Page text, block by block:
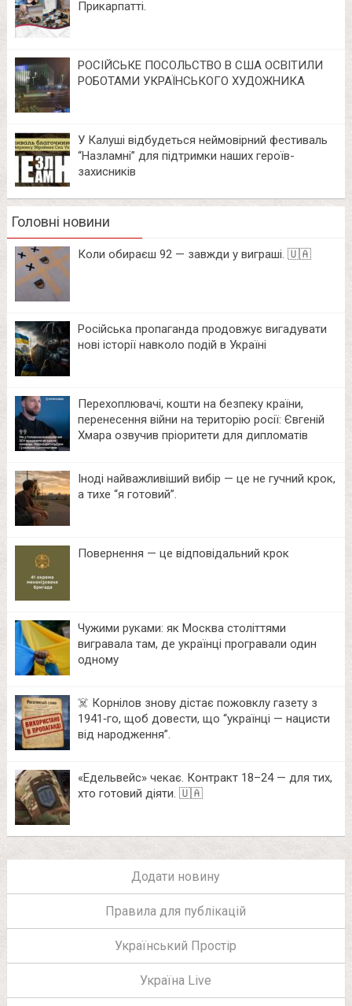
Прикарпатті.
РОСІЙСЬКЕ ПОСОЛЬСТВО В США ОСВІТИЛИ
РОБОТАМИ УКРАЇНСЬКОГО ХУДОЖНИКА
У Калуші відбудеться неймовірний фестиваль
“Назламні” для підтримки наших героїв-
захисників
Головні новини
Коли обираєш 92 — завжди у виграші. 🇺🇦
Російська пропаганда продовжує вигадувати
нові історії навколо подій в Україні
Перехоплювачі, кошти на безпеку країни,
перенесення війни на територію росії: Євгеній
Хмара озвучив пріоритети для дипломатів
Іноді найважливіший вибір — це не гучний крок,
а тихе “я готовий”.
Повернення — це відповідальний крок
Чужими руками: як Москва століттями
вигравала там, де українці програвали один
одному
☠️ Корнілов знову дістає пожовклу газету з
1941‑го, щоб довести, що “українці — нацисти
від народження”.
«Едельвейс» чекає. Контракт 18–24 — для тих,
хто готовий діяти. 🇺🇦
Додати новину
Правила для публікацій
Український Простір
Україна Live